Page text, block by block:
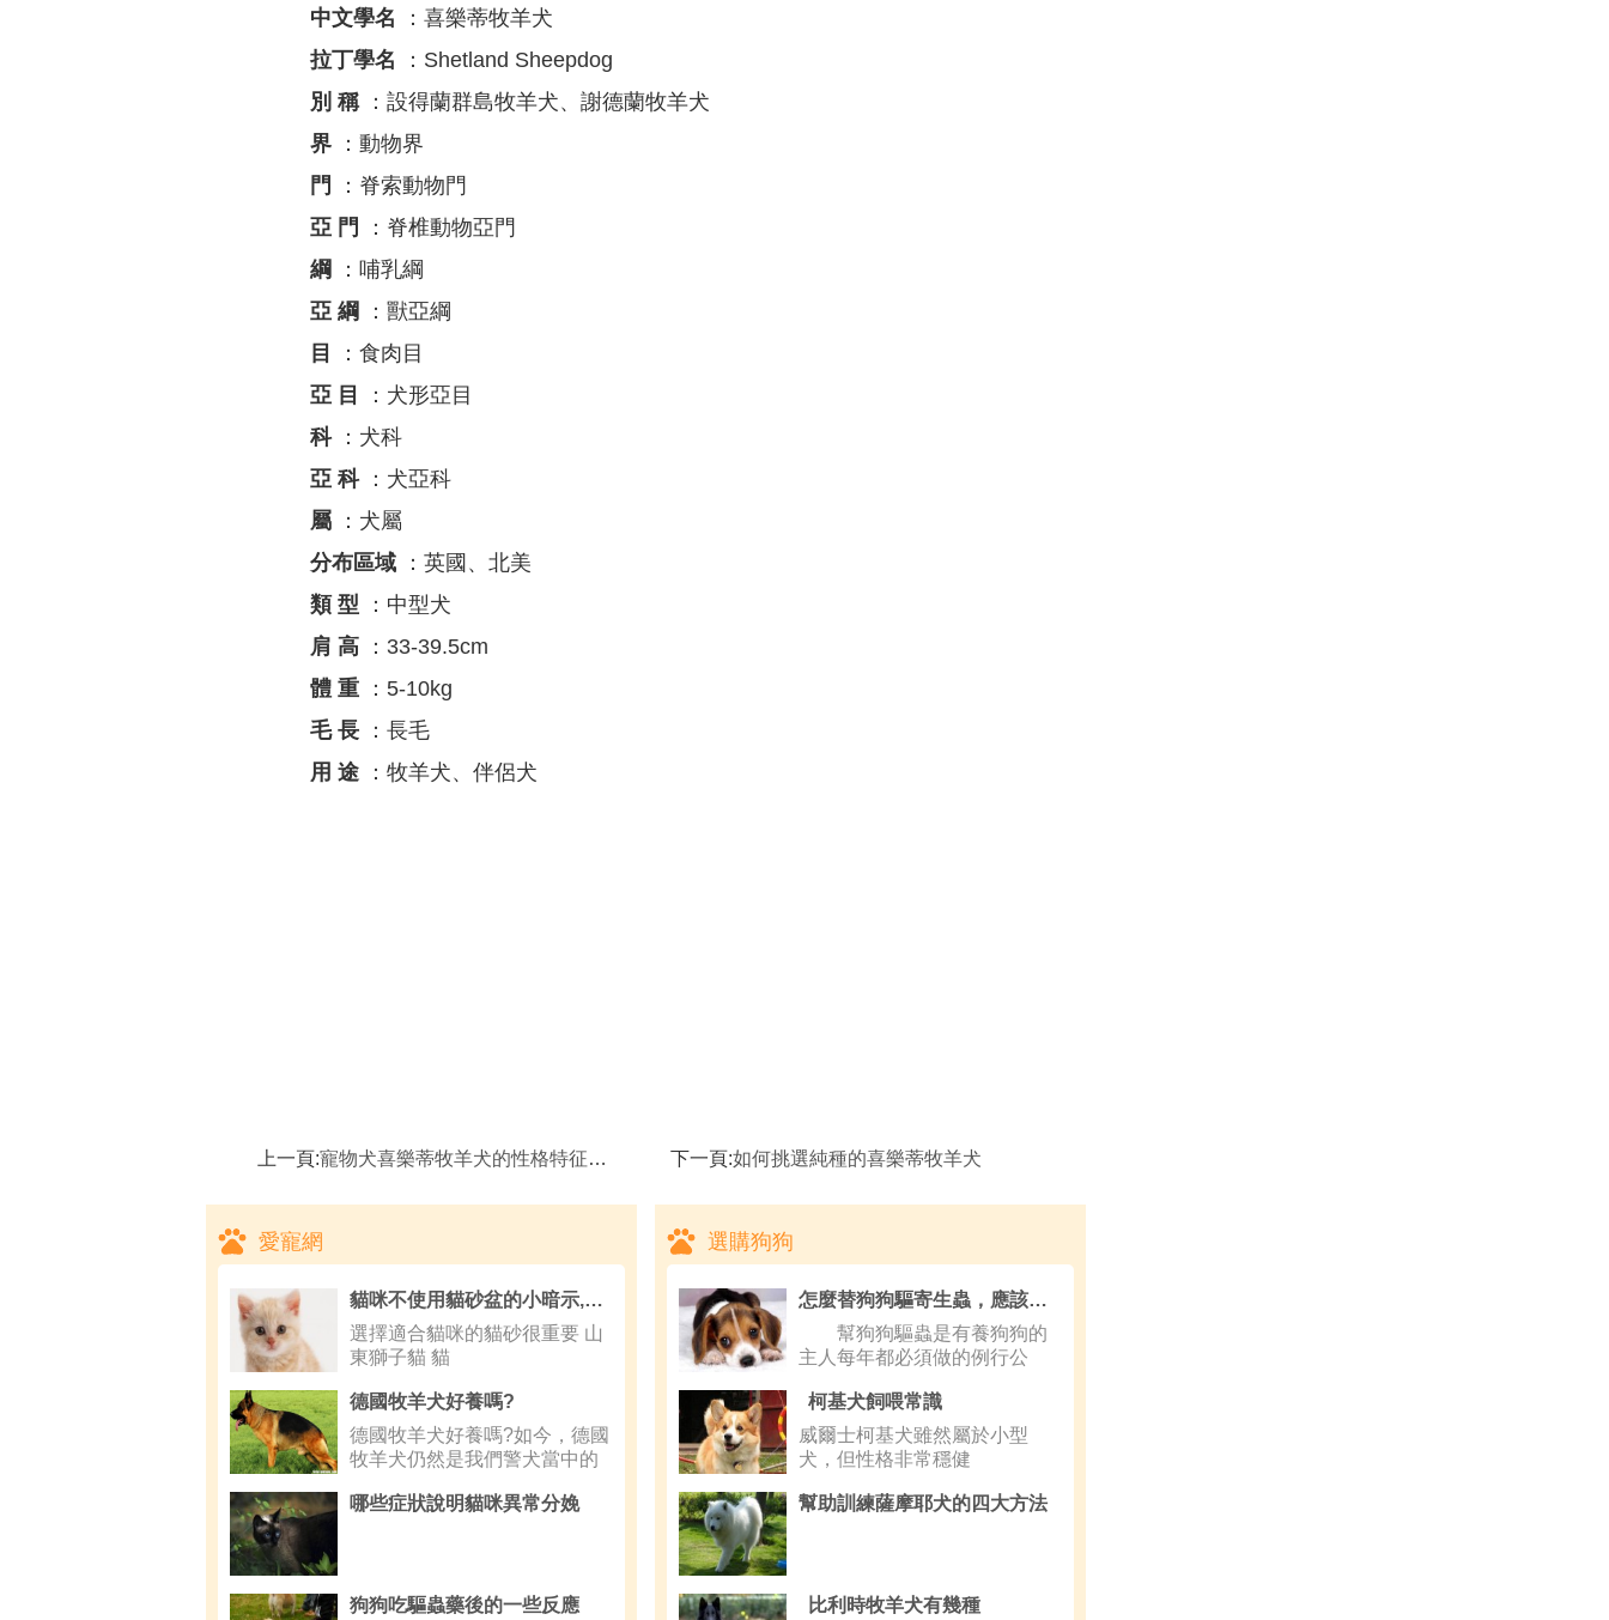
中文學名 ：喜樂蒂牧羊犬
拉丁學名 ：Shetland Sheepdog
別 稱：設得蘭群島牧羊犬、謝德蘭牧羊犬
界 ：動物界
門
：脊索動物門
亞 門
：脊椎動物亞門
綱 ：哺乳綱
亞 綱 ：獸亞綱
目
：食肉目
亞 目
：犬形亞目
科：犬科
亞 科：犬亞科
屬 ：犬屬
分布區域 ：英國、北美
類 型 ：中型犬
肩 高 ：33-39.5cm
體 重 ：5-10kg
毛 長 ：長毛
用 途 ：牧羊犬、伴侶犬
上一頁:寵物犬喜樂蒂牧羊犬的性格特征有哪些？ 下一頁:如何挑選純種的喜樂蒂牧羊犬
愛寵網
貓咪不使用貓砂盆的小暗示,選擇適合貓咪的貓砂很重要
選擇適合貓咪的貓砂很重要 山
東獅子貓 貓
德國牧羊犬好養嗎?
德國牧羊犬好養嗎?如今，德國
牧羊犬仍然是我們警犬當中的
哪些症狀說明貓咪異常分娩
狗狗吃驅蟲藥後的一些反應
選購狗狗
怎麼替狗狗驅寄生蟲，應該注意什麼？
幫狗狗驅蟲是有養狗狗的
主人每年都必須做的例行公
柯基犬飼喂常識
威爾士柯基犬雖然屬於小型
犬，但性格非常穩健
幫助訓練薩摩耶犬的四大方法
比利時牧羊犬有幾種